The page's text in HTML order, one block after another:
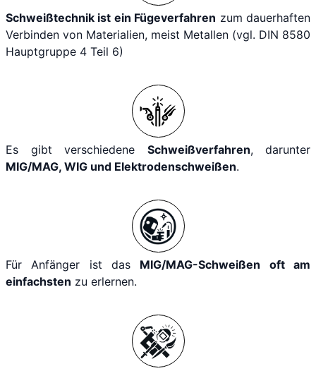
Schweißtechnik ist ein Fügeverfahren zum dauerhaften
Verbinden von Materialien, meist Metallen (vgl. DIN 8580
Hauptgruppe 4 Teil 6)
Es gibt verschiedene Schweißverfahren, darunter
MIG/MAG, WIG und Elektrodenschweißen.
Für Anfänger ist das MIG/MAG-Schweißen oft am
einfachsten zu erlernen.